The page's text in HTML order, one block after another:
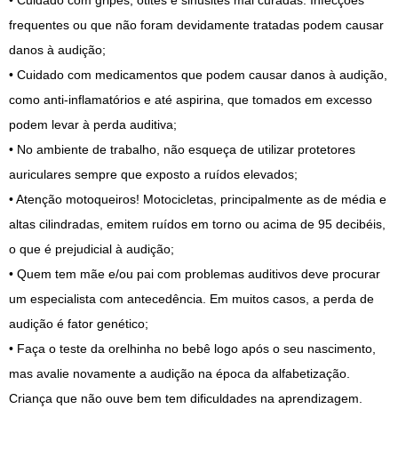
frequentes ou que não foram devidamente tratadas podem causar
danos à audição;
• Cuidado com medicamentos que podem causar danos à audição,
como anti-inflamatórios e até aspirina, que tomados em excesso
podem levar à perda auditiva;
• No ambiente de trabalho, não esqueça de utilizar protetores
auriculares sempre que exposto a ruídos elevados;
• Atenção motoqueiros! Motocicletas, principalmente as de média e
altas cilindradas, emitem ruídos em torno ou acima de 95 decibéis,
o que é prejudicial à audição;
• Quem tem mãe e/ou pai com problemas auditivos deve procurar
um especialista com antecedência. Em muitos casos, a perda de
audição é fator genético;
• Faça o teste da orelhinha no bebê logo após o seu nascimento,
mas avalie novamente a audição na época da alfabetização.
Criança que não ouve bem tem dificuldades na aprendizagem.